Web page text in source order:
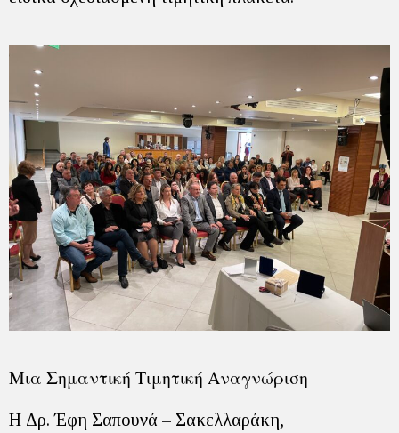
Μια Σημαντική Τιμητική Αναγνώριση
Η Δρ. Έφη Σαπουνά – Σακελλαράκη,